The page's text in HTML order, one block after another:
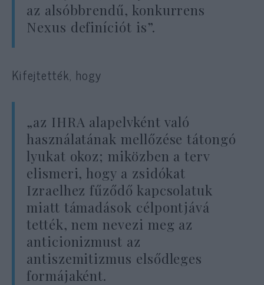
az alsóbbrendű, konkurrens
Nexus definíciót is”.
Kifejtették, hogy
„az IHRA alapelvként való
használatának mellőzése tátongó
lyukat okoz; miközben a terv
elismeri, hogy a zsidókat
Izraelhez fűződő kapcsolatuk
miatt támadások célpontjává
tették, nem nevezi meg az
anticionizmust az
antiszemitizmus elsődleges
formájaként.